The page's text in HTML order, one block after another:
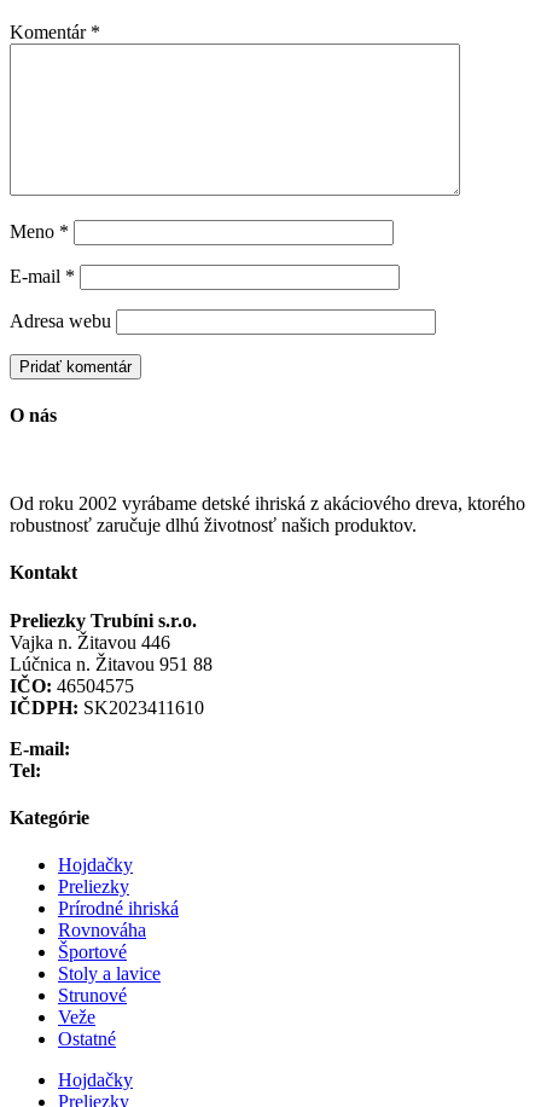
Komentár *
Meno *
E-mail *
Adresa webu
O nás
Od roku 2002 vyrábame detské ihriská z akáciového dreva, ktorého
robustnosť zaručuje dlhú životnosť našich produktov.
Kontakt
Preliezky Trubíni s.r.o.
Vajka n. Žitavou 446
Lúčnica n. Žitavou 951 88
IČO: 46504575
IČDPH: SK2023411610
E-mail:
Tel:
Kategórie
Hojdačky
Preliezky
Prírodné ihriská
Rovnováha
Športové
Stoly a lavice
Strunové
Veže
Ostatné
Hojdačky
Preliezky